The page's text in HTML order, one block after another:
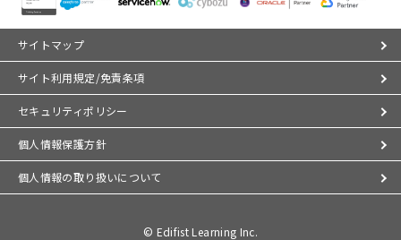
サイトマップ
サイト利用規定/免責条項
セキュリティポリシー
個人情報保護方針
個人情報の取り扱いについて
© Edifist Learning Inc.